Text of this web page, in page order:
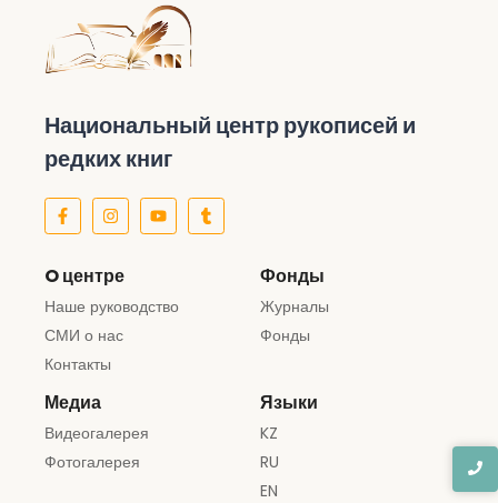
Национальный центр рукописей и
редких книг
O центре
Наше руководство
СМИ о нас
Контакты
Фонды
Журналы
Фонды
Медиа
Видеогалерея
Фотогалерея
Языки
KZ
RU
EN